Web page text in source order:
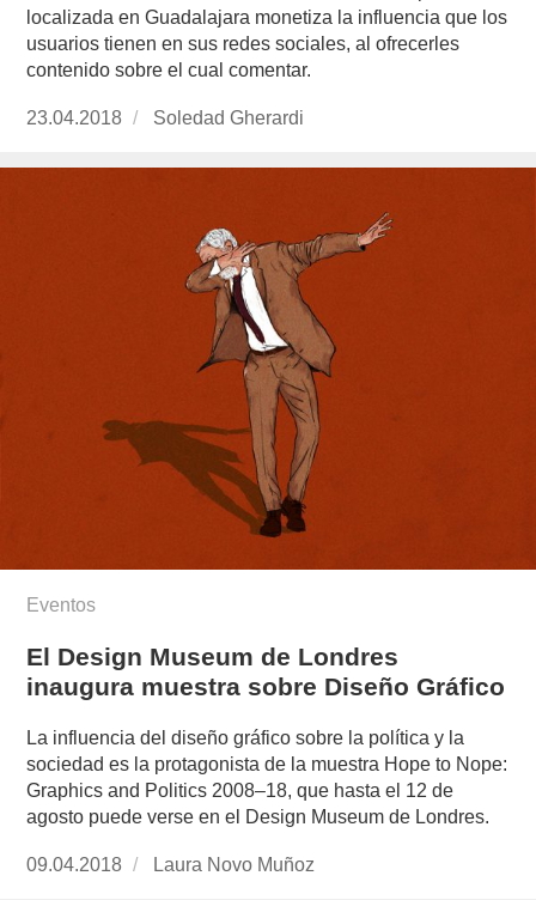
localizada en Guadalajara monetiza la influencia que los
usuarios tienen en sus redes sociales, al ofrecerles
contenido sobre el cual comentar.
Publicado
23.04.2018
https://www.experimenta.es/author/soledad-
Soledad Gherardi
Eventos
El Design Museum de Londres
inaugura muestra sobre Diseño Gráfico
La influencia del diseño gráfico sobre la política y la
sociedad es la protagonista de la muestra Hope to Nope:
Graphics and Politics 2008–18, que hasta el 12 de
agosto puede verse en el Design Museum de Londres.
Publicado
09.04.2018
https://www.experimenta.es/author/laura-
Laura Novo Muñoz